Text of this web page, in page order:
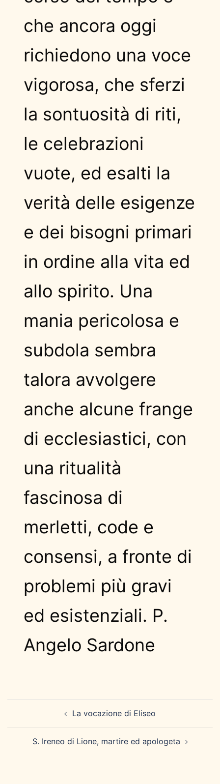
che ancora oggi
richiedono una voce
vigorosa, che sferzi
la sontuosità di riti,
le celebrazioni
vuote, ed esalti la
verità delle esigenze
e dei bisogni primari
in ordine alla vita ed
allo spirito. Una
mania pericolosa e
subdola sembra
talora avvolgere
anche alcune frange
di ecclesiastici, con
una ritualità
fascinosa di
merletti, code e
consensi, a fronte di
problemi più gravi
ed esistenziali. P.
Angelo Sardone
La vocazione di Eliseo
S. Ireneo di Lione, martire ed apologeta